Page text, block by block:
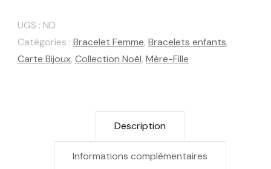
de
Noël
•Merci•,
UGS : ND
Catégories : Bracelet Femme, Bracelets enfants,
Carte Bijoux, Collection Noël, Mère-Fille
Description
Informations complémentaires